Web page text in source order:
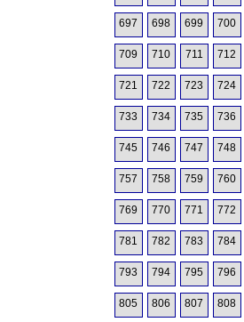
697 698 699 700
709 710 711 712
721 722 723 724
733 734 735 736
745 746 747 748
757 758 759 760
769 770 771 772
781 782 783 784
793 794 795 796
805 806 807 808